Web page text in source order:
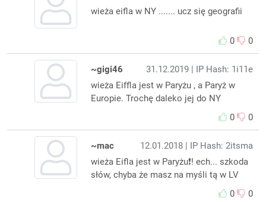
wieża eifla w NY ....... ucz się geografii
0 0
31.12.2019 | IP Hash: 1i11e
~gigi46
wieża Eiffla jest w Paryżu , a Paryż w
Europie. Trochę daleko jej do NY
0
0
12.01.2018 | IP Hash: 2itsma
~mac
wieża Eifla jest w Paryżu❗️! ech... szkoda
słów, chyba że masz na myśli tą w LV
0
0